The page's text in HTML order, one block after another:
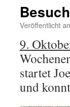
Veröffentlicht
9.
startet
und